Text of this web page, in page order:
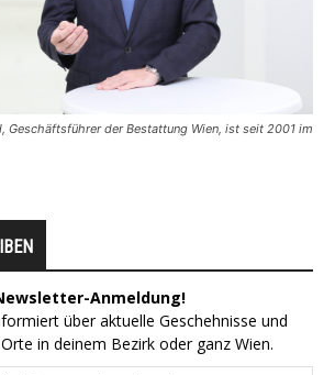
Geschäftsführer der Bestattung Wien, ist seit 2001 im
Anmeldung!
über aktuelle Geschehnisse und
in deinem Bezirk oder ganz Wien.